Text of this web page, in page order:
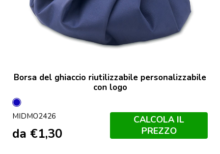
Borsa del ghiaccio riutilizzabile personalizzabile
con logo
Blu
MIDMO2426
da €1,30
CALCOLA IL
PREZZO